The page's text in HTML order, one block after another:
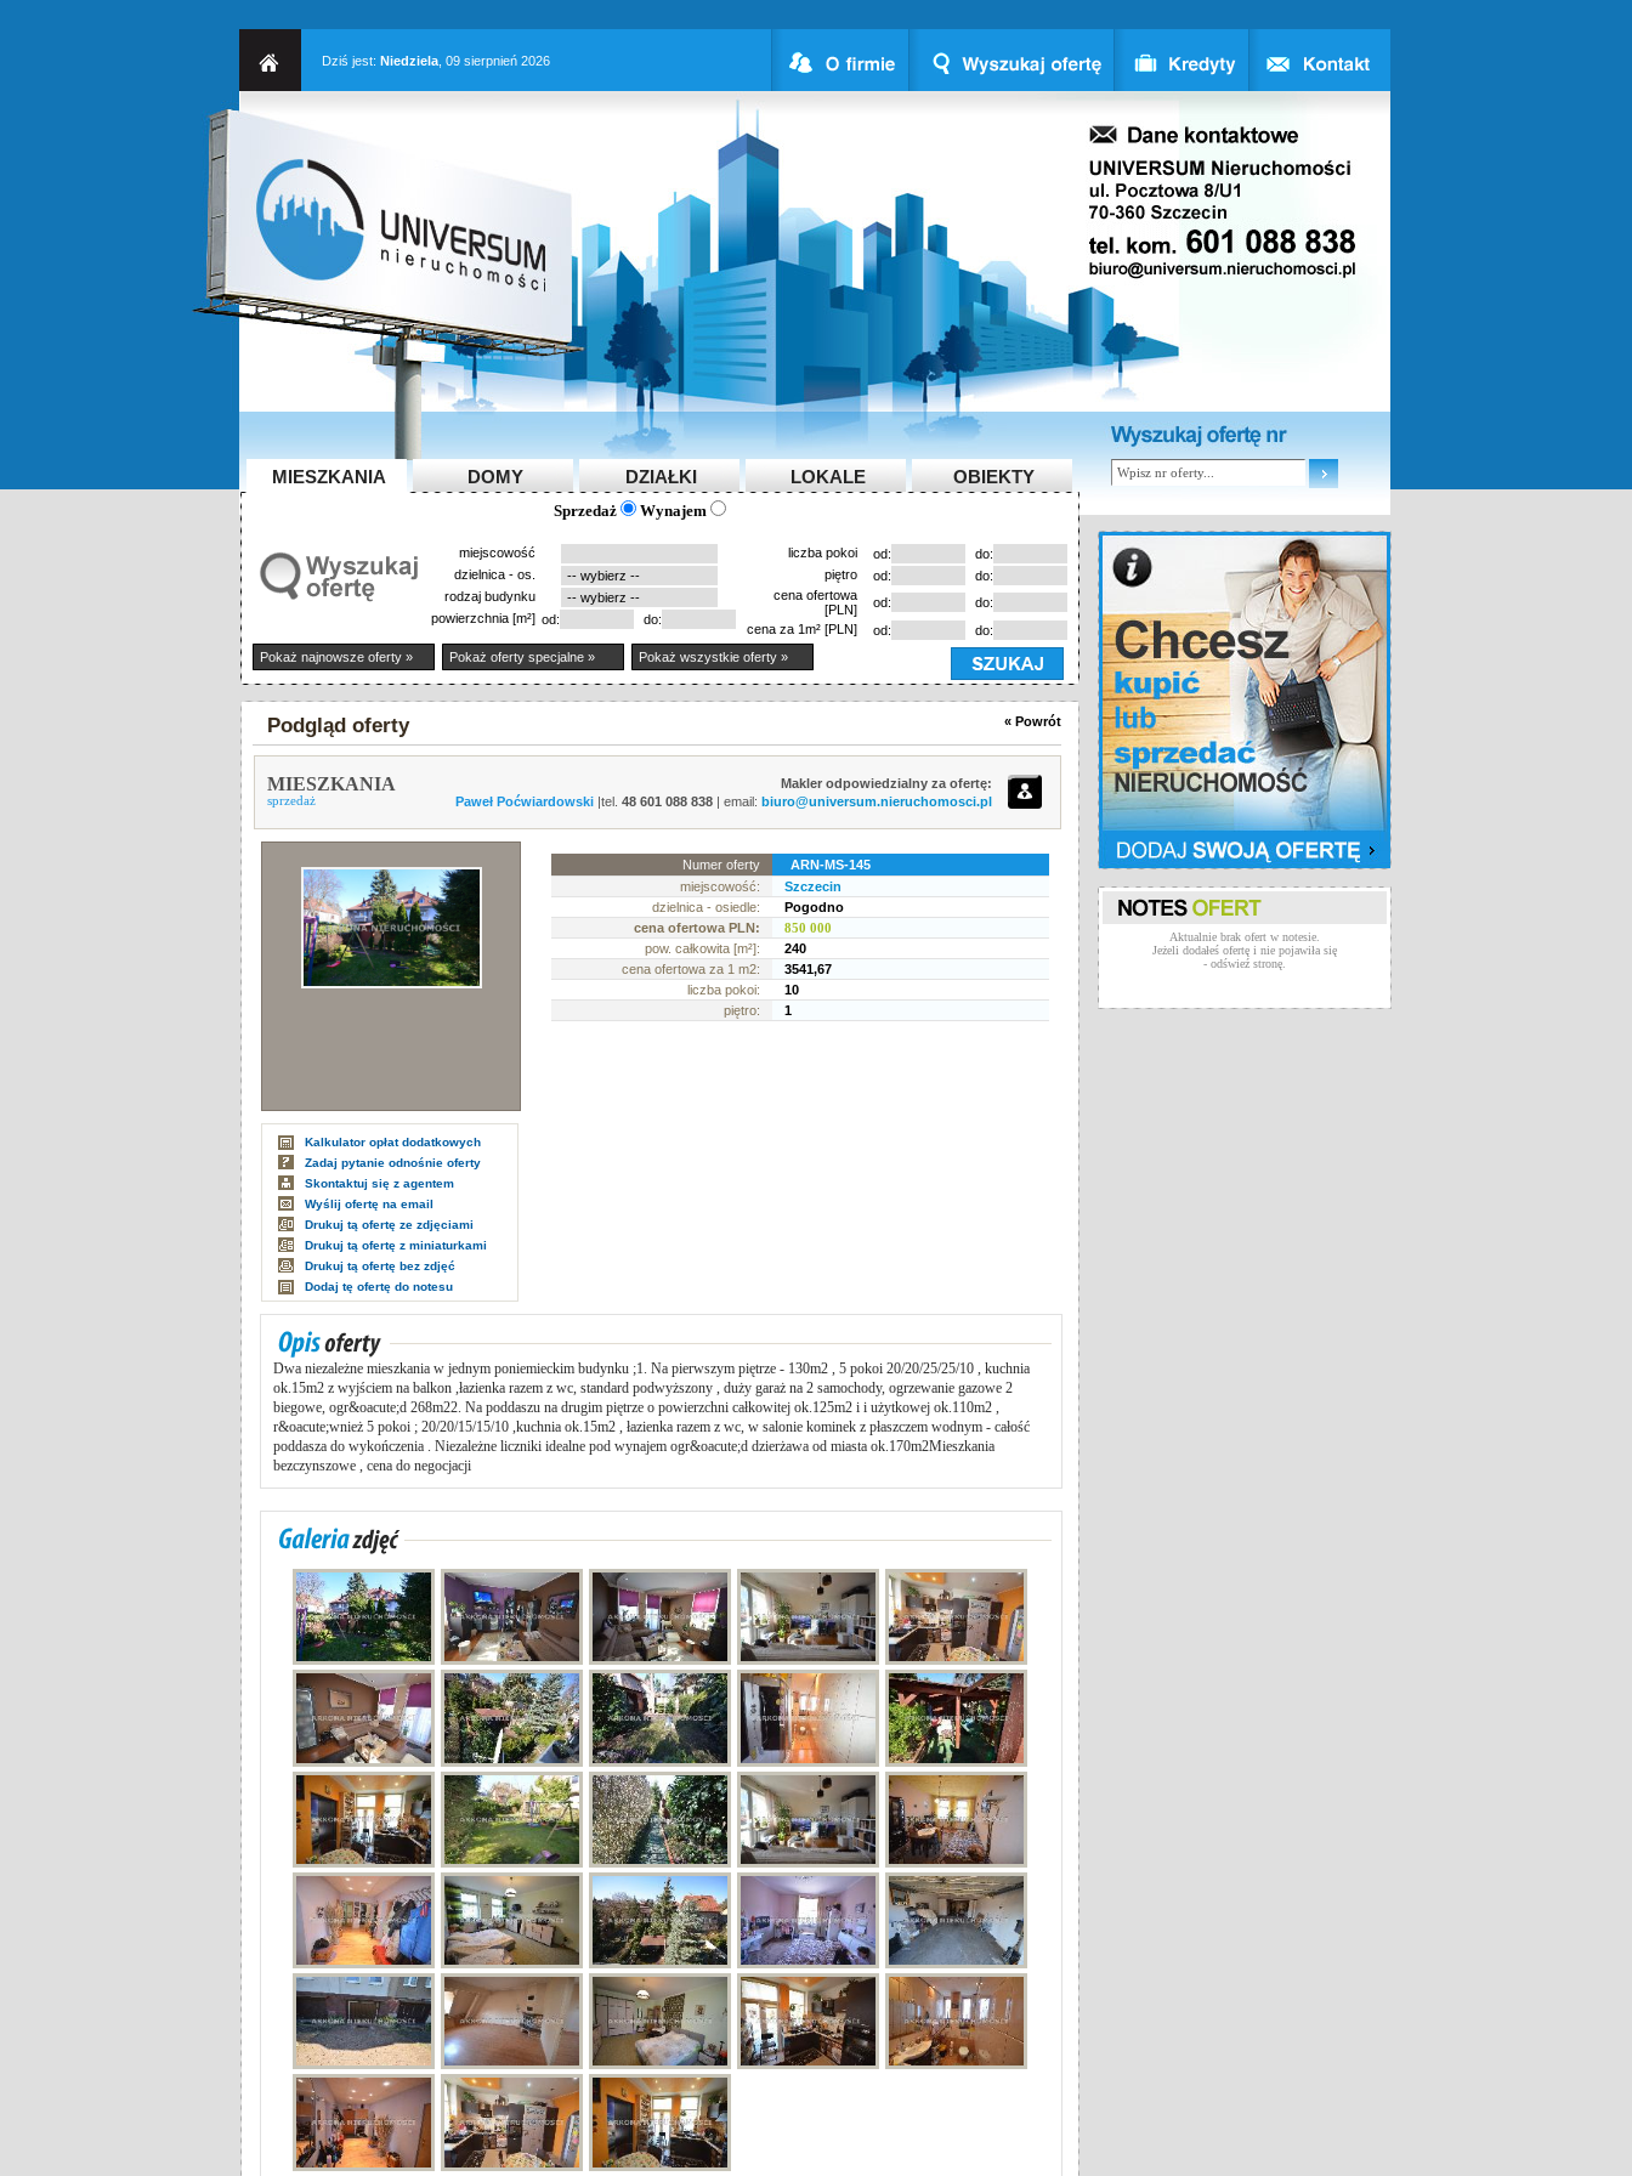
Dziś jest: Niedziela , 09 sierpnień 2026
Aktualnie brak ofert w notesie.
Jeżeli dodałeś ofertę i nie pojawiła się
- odświeź stronę.
Sprzedaż Wynajem
MIESZKANIA DOMY DZIAŁKI LOKALE OBIEKTY
miejscowość
dzielnica - os.
rodzaj budynku
powierzchnia [m²] od: do:
liczba pokoi od:
do:
piętro
od:
do:
cena ofertowa
[PLN]
od:
do:
cena za 1m² [PLN]
od:
do:
Pokaż najnowsze oferty »
Pokaż oferty specjalne » Pokaż wszystkie oferty »
Podgląd oferty « Powrót
MIESZKANIA
sprzedaż
Makler odpowiedzialny za ofertę:
Paweł Poćwiardowski |tel. 48 601 088 838 | email: biuro@universum.nieruchomosci.pl
Kalkulator opłat dodatkowych
Zadaj pytanie odnośnie oferty
Skontaktuj się z agentem
Wyślij ofertę na email
Drukuj tą ofertę ze zdjęciami
Drukuj tą ofertę z miniaturkami
Drukuj tą ofertę bez zdjęć
Dodaj tę ofertę do notesu
Numer oferty
ARN-MS-145
miejscowość:
Szczecin
dzielnica - osiedle:
Pogodno
cena ofertowa PLN:
850 000
pow. całkowita [m²]:
240
cena ofertowa za 1 m2:
3541,67
liczba pokoi:
10
piętro:
1
Dwa niezależne mieszkania w jednym poniemieckim budynku ;1. Na pierwszym piętrze - 130m2 , 5 pokoi 20/20/25/25/10 , kuchnia
ok.15m2 z wyjściem na balkon ,łazienka razem z wc, standard podwyższony , duży garaż na 2 samochody, ogrzewanie gazowe 2
biegowe, ogr&oacute;d 268m22. Na poddaszu na drugim piętrze o powierzchni całkowitej ok.125m2 i i użytkowej ok.110m2 ,
r&oacute;wnież 5 pokoi ; 20/20/15/15/10 ,kuchnia ok.15m2 , łazienka razem z wc, w salonie kominek z płaszczem wodnym - całość
poddasza do wykończenia . Niezależne liczniki idealne pod wynajem ogr&oacute;d dzierżawa od miasta ok.170m2Mieszkania
bezczynszowe , cena do negocjacji